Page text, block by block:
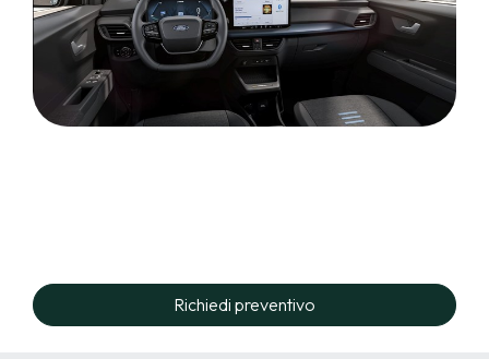
Richiedi preventivo